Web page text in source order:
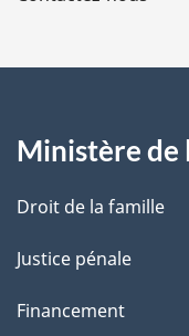
a
e
Ministère de
Droit de la famille
Justice pénale
Financement